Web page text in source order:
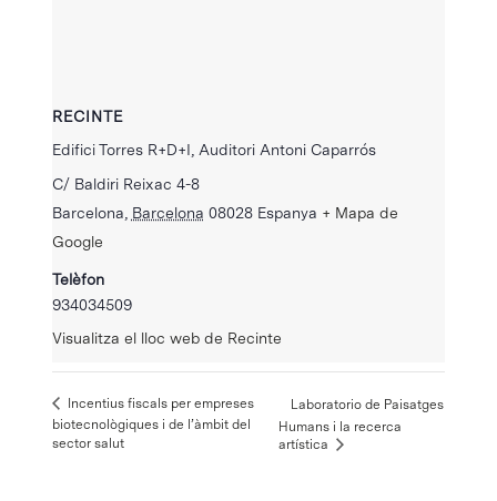
RECINTE
Edifici Torres R+D+I, Auditori Antoni Caparrós
C/ Baldiri Reixac 4-8
Barcelona Barcelona 08028 Espanya + Mapa de
Google
Telèfon
934034509
Visualitza el lloc web de Recinte
Incentius fiscals per empreses
biotecnològiques i de l’àmbit del
sector salut
Laboratorio de Paisatges
Humans i la recerca
artística